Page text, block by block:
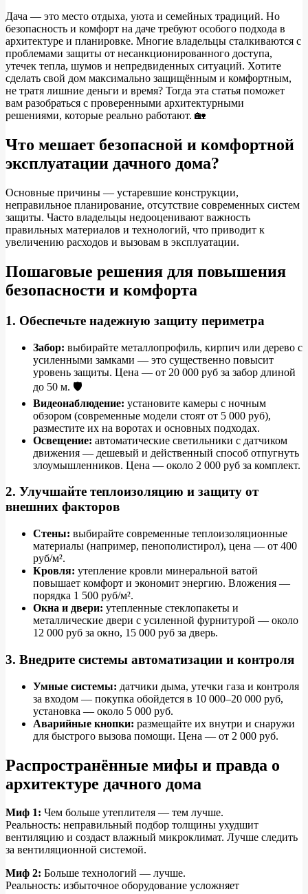
Дача — это место отдыха, уюта и семейных традиций. Но
безопасность и комфорт на даче требуют особого подхода в
архитектуре и планировке. Многие владельцы сталкиваются с
проблемами защиты от несанкционированного доступа,
утечек тепла, шумов и непредвиденных ситуаций. Хотите
сделать свой дом максимально защищённым и комфортным,
не тратя лишние деньги и время? Тогда эта статья поможет
вам разобраться с проверенными архитектурными
решениями, которые реально работают. 🏡
Что мешает безопасной и комфортной
эксплуатации дачного дома?
Основные причины — устаревшие конструкции,
неправильное планирование, отсутствие современных систем
защиты. Часто владельцы недооценивают важность
правильных материалов и технологий, что приводит к
увеличению расходов и вызовам в эксплуатации.
Пошаговые решения для повышения
безопасности и комфорта
1. Обеспечьте надежную защиту периметра
Забор: выбирайте металлопрофиль, кирпич или дерево с
усиленными замками — это существенно повысит
уровень защиты. Цена — от 20 000 руб за забор длиной
до 50 м. 🛡️
Видеонаблюдение: установите камеры с ночным
обзором (современные модели стоят от 5 000 руб),
разместите их на воротах и основных подходах.
Освещение: автоматические светильники с датчиком
движения — дешевый и действенный способ отпугнуть
злоумышленников. Цена — около 2 000 руб за комплект.
2. Улучшайте теплоизоляцию и защиту от
внешних факторов
Стены: выбирайте современные теплоизоляционные
материалы (например, пенополистирол), цена — от 400
руб/м².
Кровля: утепление кровли минеральной ватой
повышает комфорт и экономит энергию. Вложения —
порядка 1 500 руб/м².
Окна и двери: утепленные стеклопакеты и
металлические двери с усиленной фурнитурой — около
12 000 руб за окно, 15 000 руб за дверь.
3. Внедрите системы автоматизации и контроля
Умные системы: датчики дыма, утечки газа и контроля
за входом — покупка обойдется в 10 000–20 000 руб,
установка — около 5 000 руб.
Аварийные кнопки: размещайте их внутри и снаружи
для быстрого вызова помощи. Цена — от 2 000 руб.
Распространённые мифы и правда о
архитектуре дачного дома
Миф 1: Чем больше утеплителя — тем лучше.
Реальность: неправильный подбор толщины ухудшит
вентиляцию и создаст влажный микроклимат. Лучше следить
за вентиляционной системой.
Миф 2: Больше технологий — лучше.
Реальность: избыточное оборудование усложняет